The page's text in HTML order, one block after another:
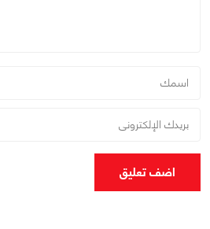
اضف تعليق